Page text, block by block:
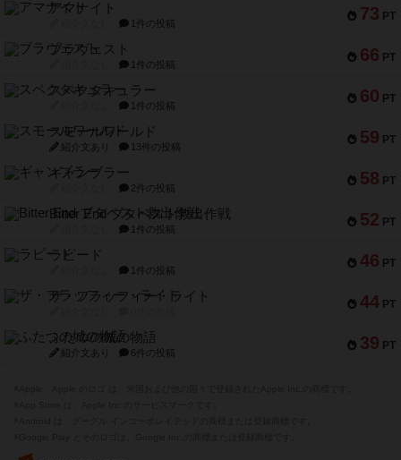
73 PT
アマナイト
1件の投稿
66 PT
ブラヴェスト
1件の投稿
60 PT
スペクタキュラー
1件の投稿
59 PT
スモールワールド
紹介文あり 13件の投稿
58 PT
ギャンブラー
2件の投稿
52 PT
Bitter End ブタペスト救出作戦
1件の投稿
46 PT
ラピード
1件の投稿
44 PT
ザ・フラッフィー・ライト
39 PT
ふたつの城の物語
紹介文あり 6件の投稿